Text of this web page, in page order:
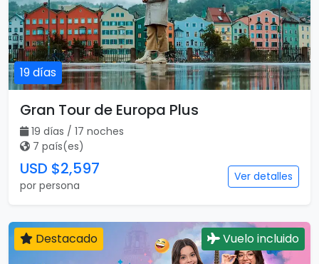
19 días
Gran Tour de Europa Plus
19 días / 17 noches
7 país(es)
USD $2,597
por persona
Ver detalles
Destacado Vuelo incluido